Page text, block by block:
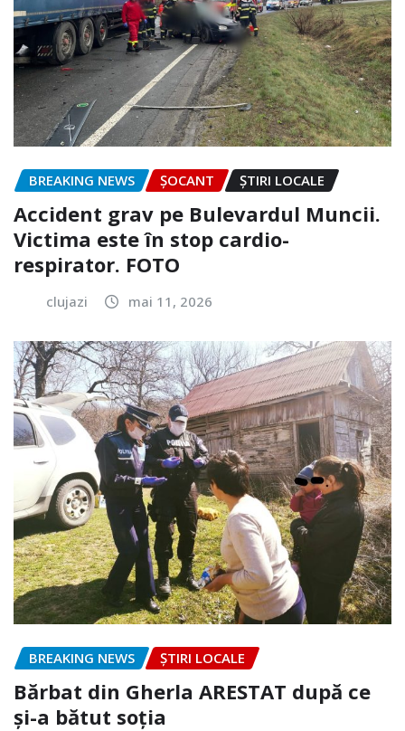
BREAKING NEWS ȘOCANT ȘTIRI LOCALE
Accident grav pe Bulevardul Muncii.
Victima este în stop cardio-
respirator. FOTO
clujazi mai 11, 2026
BREAKING NEWS ȘTIRI LOCALE
Bărbat din Gherla ARESTAT după ce
și-a bătut soția